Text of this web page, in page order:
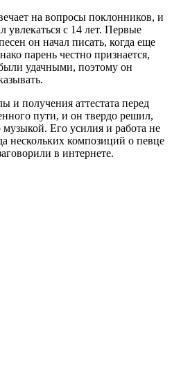
на вопросы поклонников, и
увлекаться с 14 лет. Первые
он начал писать, когда еще
парень честно признается,
удачными, поэтому он
и получения аттестата перед
пути, и он твердо решил,
музыкой. Его усилия и работа не
нескольких композиций о певце
в интернете.